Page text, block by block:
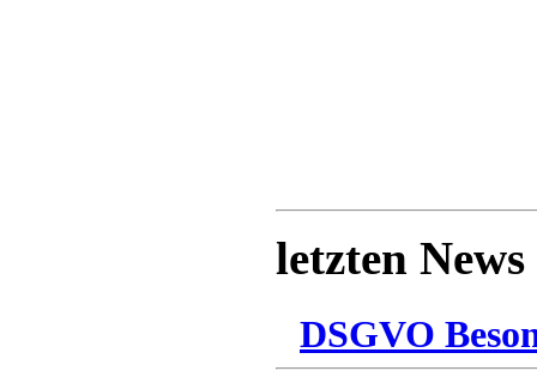
letzten News
DSGVO